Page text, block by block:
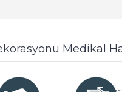
Medikal